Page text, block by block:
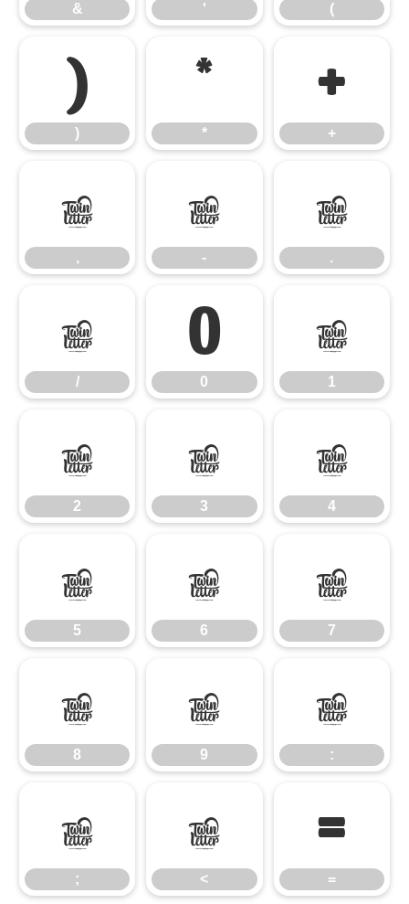
& ' (
)
)
*
*
+
+
,
,
-
-
.
.
/
/
0
0
1
1
2
2
3
3
4
4
5
5
6
6
7
7
8
8
9
9
:
:
;
;
<
<
=
=